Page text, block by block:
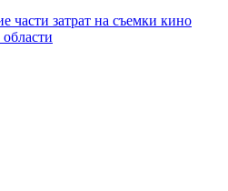
части затрат на съемки кино